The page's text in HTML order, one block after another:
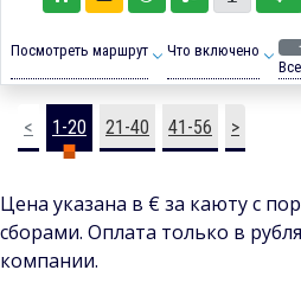
Посмотреть маршрут Что включено
< 1-20 21-40 41-56 >
Цена указана в € за каюту с
сборами. Оплата только в
компании.